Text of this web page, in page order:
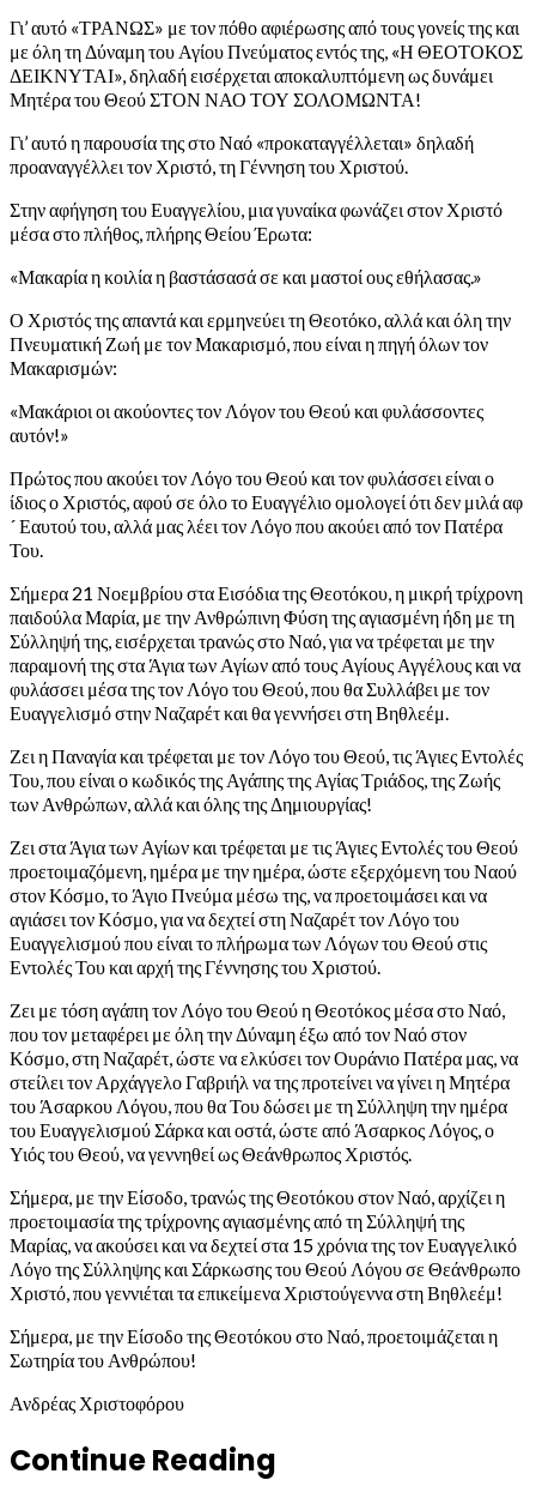
Γι’ αυτό «ΤΡΑΝΩΣ» με τον πόθο αφιέρωσης από τους γονείς της και
με όλη τη Δύναμη του Αγίου Πνεύματος εντός της, «Η ΘΕΟΤΟΚΟΣ
ΔΕΙΚΝΥΤΑΙ», δηλαδή εισέρχεται αποκαλυπτόμενη ως δυνάμει
Μητέρα του Θεού ΣΤΟΝ ΝΑΟ ΤΟΥ ΣΟΛΟΜΩΝΤΑ!
Γι’ αυτό η παρουσία της στο Ναό «προκαταγγέλλεται» δηλαδή
προαναγγέλλει τον Χριστό, τη Γέννηση του Χριστού.
Στην αφήγηση του Ευαγγελίου, μια γυναίκα φωνάζει στον Χριστό
μέσα στο πλήθος, πλήρης Θείου Έρωτα:
«Μακαρία η κοιλία η βαστάσασά σε και μαστοί ους εθήλασας.»
Ο Χριστός της απαντά και ερμηνεύει τη Θεοτόκο, αλλά και όλη την
Πνευματική Ζωή με τον Μακαρισμό, που είναι η πηγή όλων τον
Μακαρισμών:
«Μακάριοι οι ακούοντες τον Λόγον του Θεού και φυλάσσοντες
αυτόν!»
Πρώτος που ακούει τον Λόγο του Θεού και τον φυλάσσει είναι ο
ίδιος ο Χριστός, αφού σε όλο το Ευαγγέλιο ομολογεί ότι δεν μιλά αφ
´ Εαυτού του, αλλά μας λέει τον Λόγο που ακούει από τον Πατέρα
Του.
Σήμερα 21 Νοεμβρίου στα Εισόδια της Θεοτόκου, η μικρή τρίχρονη
παιδούλα Μαρία, με την Ανθρώπινη Φύση της αγιασμένη ήδη με τη
Σύλληψή της, εισέρχεται τρανώς στο Ναό, για να τρέφεται με την
παραμονή της στα Άγια των Αγίων από τους Αγίους Αγγέλους και να
φυλάσσει μέσα της τον Λόγο του Θεού, που θα Συλλάβει με τον
Ευαγγελισμό στην Ναζαρέτ και θα γεννήσει στη Βηθλεέμ.
Ζει η Παναγία και τρέφεται με τον Λόγο του Θεού, τις Άγιες Εντολές
Του, που είναι ο κωδικός της Αγάπης της Αγίας Τριάδος, της Ζωής
των Ανθρώπων, αλλά και όλης της Δημιουργίας!
Ζει στα Άγια των Αγίων και τρέφεται με τις Άγιες Εντολές του Θεού
προετοιμαζόμενη, ημέρα με την ημέρα, ώστε εξερχόμενη του Ναού
στον Κόσμο, το Άγιο Πνεύμα μέσω της, να προετοιμάσει και να
αγιάσει τον Κόσμο, για να δεχτεί στη Ναζαρέτ τον Λόγο του
Ευαγγελισμού που είναι το πλήρωμα των Λόγων του Θεού στις
Εντολές Του και αρχή της Γέννησης του Χριστού.
Ζει με τόση αγάπη τον Λόγο του Θεού η Θεοτόκος μέσα στο Ναό,
που τον μεταφέρει με όλη την Δύναμη έξω από τον Ναό στον
Κόσμο, στη Ναζαρέτ, ώστε να ελκύσει τον Ουράνιο Πατέρα μας, να
στείλει τον Αρχάγγελο Γαβριήλ να της προτείνει να γίνει η Μητέρα
του Άσαρκου Λόγου, που θα Του δώσει με τη Σύλληψη την ημέρα
του Ευαγγελισμού Σάρκα και οστά, ώστε από Άσαρκος Λόγος, ο
Υιός του Θεού, να γεννηθεί ως Θεάνθρωπος Χριστός.
Σήμερα, με την Είσοδο, τρανώς της Θεοτόκου στον Ναό, αρχίζει η
προετοιμασία της τρίχρονης αγιασμένης από τη Σύλληψή της
Μαρίας, να ακούσει και να δεχτεί στα 15 χρόνια της τον Ευαγγελικό
Λόγο της Σύλληψης και Σάρκωσης του Θεού Λόγου σε Θεάνθρωπο
Χριστό, που γεννιέται τα επικείμενα Χριστούγεννα στη Βηθλεέμ!
Σήμερα, με την Είσοδο της Θεοτόκου στο Ναό, προετοιμάζεται η
Σωτηρία του Ανθρώπου!
Ανδρέας Χριστοφόρου
Continue Reading